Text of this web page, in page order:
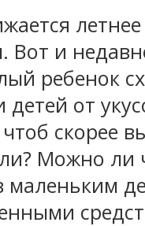
Вот и
ребенок
детей от
чтоб скорее
Можно ли
маленьким